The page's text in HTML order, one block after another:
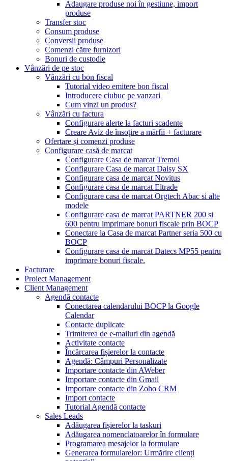
Adaugare produse noi în gestiune, import
produse
Transfer stoc
Consum produse
Conversii produse
Comenzi către furnizori
Bonuri de custodie
Vânzări de pe stoc
Vânzări cu bon fiscal
Tutorial video emitere bon fiscal
Introducere ciubuc pe vanzari
Cum vinzi un produs?
Vânzări cu factura
Configurare alerte la facturi scadente
Creare Aviz de însoțire a mărfii + facturare
Ofertare și comenzi produse
Configurare casă de marcat
Configurare Casa de marcat Tremol
Configurare Casa de marcat Daisy SX
Configurare casa de marcat Novitus
Configurare casa de marcat Eltrade
Configurare casa de marcat Orgtech Abac si alte
modele
Configurare casa de marcat PARTNER 200 si
600 pentru imprimare bonuri fiscale prin BOCP
Conectare la Casa de marcat Partner seria 500 cu
BOCP
Configurare casa de marcat Datecs MP55 pentru
imprimare bonuri fiscale.
Facturare
Proiect Management
Client Management
Agendă contacte
Conectarea calendarului BOCP la Google
Calendar
Contacte duplicate
Trimiterea de e-mailuri din agendă
Activitate contacte
Încărcarea fișierelor la contacte
Agendă: Câmpuri Personalizate
Importare contacte din AWeber
Importare contacte din Gmail
Importare contacte din Zoho CRM
Import contacte
Tutorial Agendă contacte
Sales Leads
Adăugarea fișierelor la taskuri
Adăugarea nomenclatoarelor în formulare
Programarea mesajelor la formulare
Generarea formularelor: Urmărire clienți